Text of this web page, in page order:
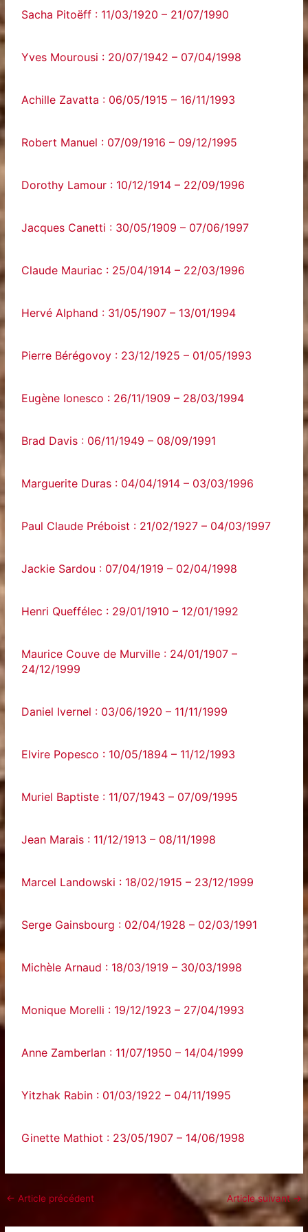
Sacha Pitoëff : 11/03/1920 – 21/07/1990
Yves Mourousi : 20/07/1942 – 07/04/1998
Achille Zavatta : 06/05/1915 – 16/11/1993
Robert Manuel : 07/09/1916 – 09/12/1995
Dorothy Lamour : 10/12/1914 – 22/09/1996
Jacques Canetti : 30/05/1909 – 07/06/1997
Claude Mauriac : 25/04/1914 – 22/03/1996
Hervé Alphand : 31/05/1907 – 13/01/1994
Pierre Bérégovoy : 23/12/1925 – 01/05/1993
Eugène Ionesco : 26/11/1909 – 28/03/1994
Brad Davis : 06/11/1949 – 08/09/1991
Marguerite Duras : 04/04/1914 – 03/03/1996
Paul Claude Préboist : 21/02/1927 – 04/03/1997
Jackie Sardou : 07/04/1919 – 02/04/1998
Henri Queffélec : 29/01/1910 – 12/01/1992
Maurice Couve de Murville : 24/01/1907 –
24/12/1999
Daniel Ivernel : 03/06/1920 – 11/11/1999
Elvire Popesco : 10/05/1894 – 11/12/1993
Muriel Baptiste : 11/07/1943 – 07/09/1995
Jean Marais : 11/12/1913 – 08/11/1998
Marcel Landowski : 18/02/1915 – 23/12/1999
Serge Gainsbourg : 02/04/1928 – 02/03/1991
Michèle Arnaud : 18/03/1919 – 30/03/1998
Monique Morelli : 19/12/1923 – 27/04/1993
Anne Zamberlan : 11/07/1950 – 14/04/1999
Yitzhak Rabin : 01/03/1922 – 04/11/1995
Ginette Mathiot : 23/05/1907 – 14/06/1998
← Article précédent Article suivant→